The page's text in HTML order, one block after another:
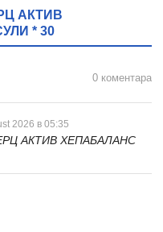
АКТИВ
* 30
0 коментара
2026 в 05:35
АКТИВ ХЕПАБАЛАНС